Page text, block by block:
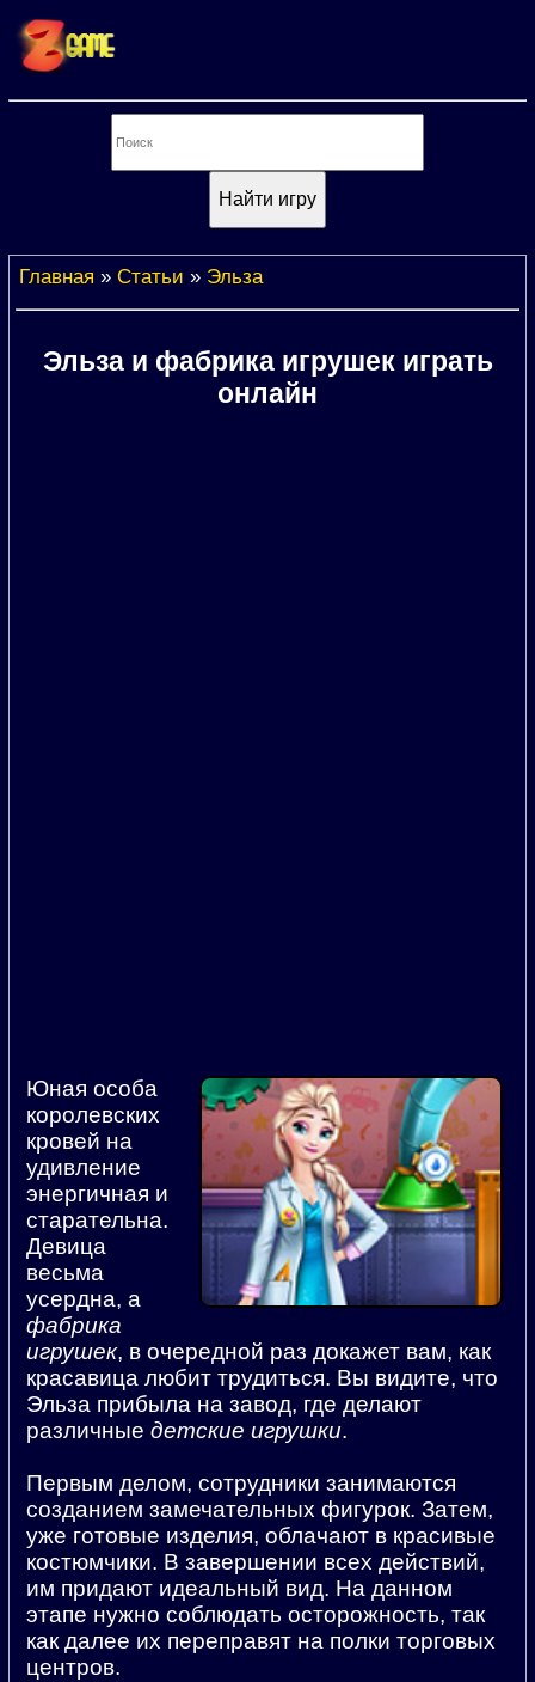
Главная » Статьи » Эльза
Эльза и фабрика игрушек играть
онлайн
Юная особа
королевских
кровей на
удивление
энергичная и
старательна.
Девица
весьма
усердна, а
фабрика
игрушек, в очередной раз докажет вам, как
красавица любит трудиться. Вы видите, что
Эльза прибыла на завод, где делают
различные детские игрушки.
Первым делом, сотрудники занимаются
созданием замечательных фигурок. Затем,
уже готовые изделия, облачают в красивые
костюмчики. В завершении всех действий,
им придают идеальный вид. На данном
этапе нужно соблюдать осторожность, так
как далее их переправят на полки торговых
центров.